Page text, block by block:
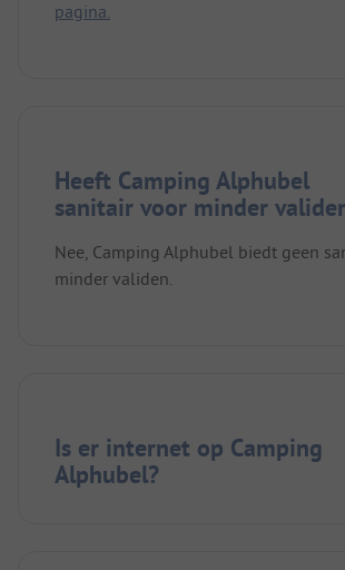
pagina.
Heeft Camping Alphubel
sanitair voor minder
Nee, Camping Alphubel biedt geen
minder validen.
Is er internet op Camping
Alphubel?